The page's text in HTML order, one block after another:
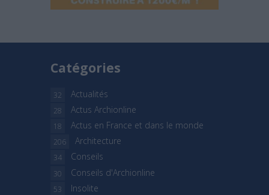
Catégories
Actualités
32
Actus Archionline
28
Actus en France et dans le monde
18
Architecture
206
Conseils
34
Conseils d'Archionline
30
Insolite
53